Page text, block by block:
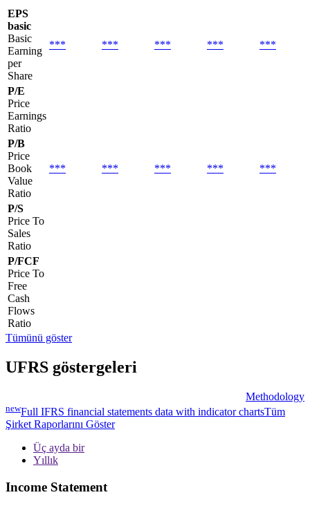
EPS
basic
Basic
Earning
per
Share
*** *** *** *** ***
P/E
Price
Earnings
Ratio
P/B
Price
Book
Value
Ratio
*** *** *** *** ***
P/S
Price To
Sales
Ratio
P/FCF
Price To
Free
Cash
Flows
Ratio
Tümünü göster
UFRS göstergeleri
Methodology
newFull IFRS financial statements data with indicator chartsTüm
Şirket Raporlarını Göster
Üç ayda bir
Yıllık
Income Statement